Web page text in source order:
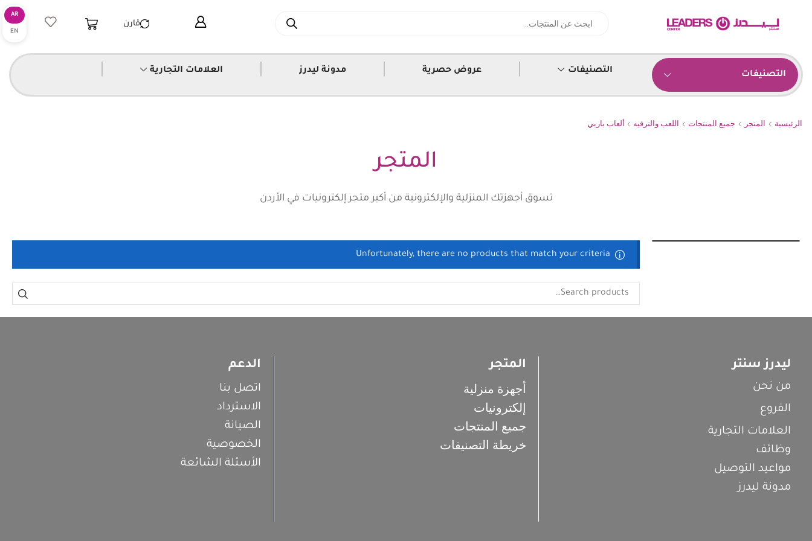
قارن
التصنيفات التصنيفات عروض حصرية مدونة ليدرز العلامات التجارية
الرئيسية المتجر جميع المنتجات اللعب والترفيه ألعاب باربي
المتجر
تسوق أجهزتك المنزلية والإلكترونية من أكبر متجر إلكترونيات في الأردن
Unfortunately, there are no products that match your criteria
ليدرز سنتر
من نحن
الفروع
العلامات التجارية
وظائف
مواعيد التوصيل
مدونة ليدرز
المتجر
أجهزة منزلية
إلكترونيات
جميع المنتجات
خريطة التصنيفات
الدعم
اتصل بنا
الاسترداد
الصيانة
الخصوصية
الأسئلة الشائعة